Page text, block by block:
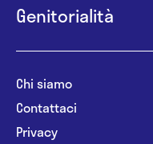
Genitorialità
Chi siamo
Contattaci
Privacy